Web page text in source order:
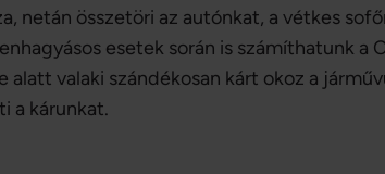
netán összetöri az autónkat, a vétkes
esetek során is számíthatunk a
valaki szándékosan kárt okoz a
a kárunkat.